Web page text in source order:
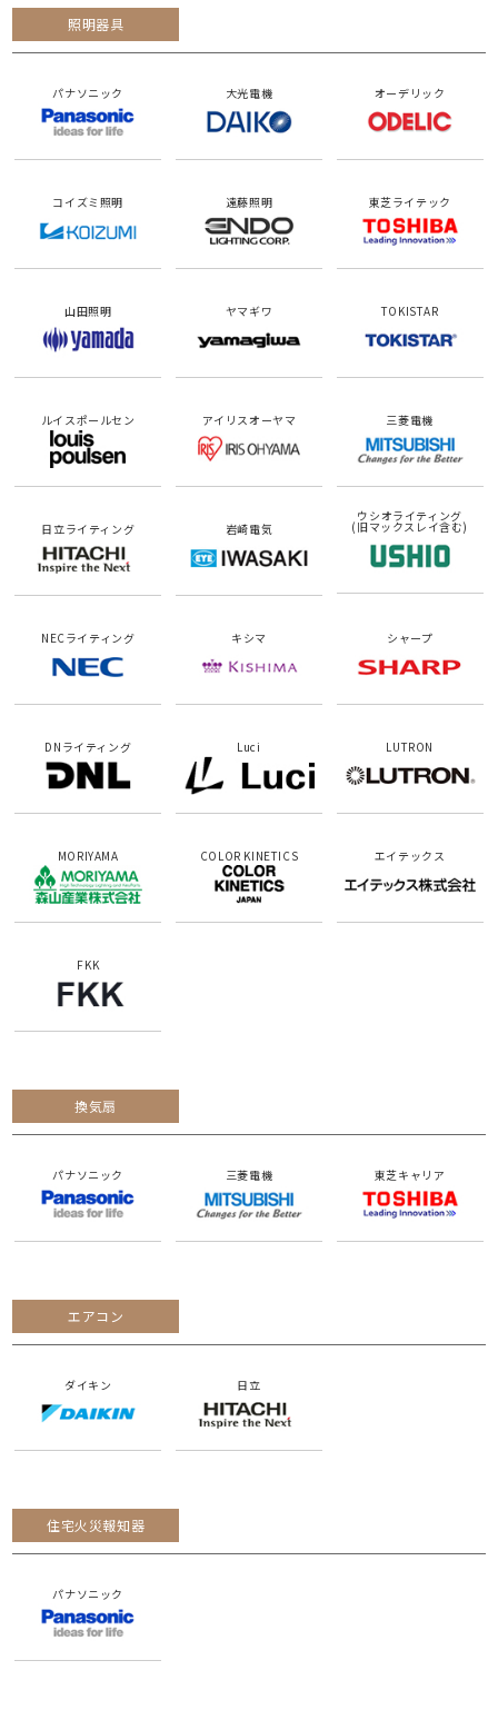
照明器具
パナソニック 大光電機 オーデリック
コイズミ照明 遠藤照明 東芝ライテック
山田照明 ヤマギワ TOKISTAR
ルイスポールセン アイリスオーヤマ 三菱電機
日立ライティング 岩崎電気
ウシオライティング
(旧マックスレイ含む)
NECライティング キシマ シャープ
DNライティング Luci LUTRON
MORIYAMA COLOR KINETICS エイテックス
FKK
換気扇
パナソニック 三菱電機 東芝キャリア
エアコン
ダイキン 日立
住宅火災報知器
パナソニック